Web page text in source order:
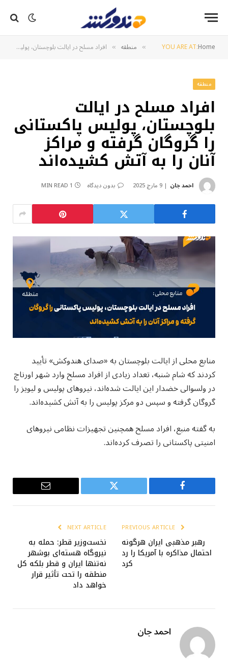
YOU ARE AT:Home
» منطقه » افراد مسلح در ایالت بلوچستان، پولیس پاکستانی را گروگان گرفته و مراکز آنان را به آتش کشیده‌اند
منطقه
افراد مسلح در ایالت
بلوچستان، پولیس پاکستانی
را گروگان گرفته و مراکز
آنان را به آتش کشیده‌اند
احمد جان 9 مارچ 2025 بدون دیدگاه 1 MIN READ
منابع محلی از ایالت بلوچستان به «صدای هندوکش‌» تأیید
کردند که شام شنبه، تعداد زیادی از افراد مسلح وارد شهر اورناچ
در ولسوالی خضدار این ایالت شده‌اند، نیروهای پولیس و لیویز را
گروگان گرفته و سپس دو مرکز پولیس را به آتش کشیده‌اند.
به گفته منبع، افراد مسلح همچنین تجهیزات نظامی نیروهای
امنیتی پاکستانی را تصرف کرده‌اند.
Facebook
Twitter
Email
رهبر مذهبی ایران هرگونه
احتمال مذاکره با آمریکا را رد
کرد
NEXT ARTICLE
نخست‌وزیر قطر: حمله به
نیروگاه هسته‌ای بوشهر
نه‌تنها ایران و قطر بلکه کل
منطقه را تحت تأثیر قرار
خواهد داد
احمد جان